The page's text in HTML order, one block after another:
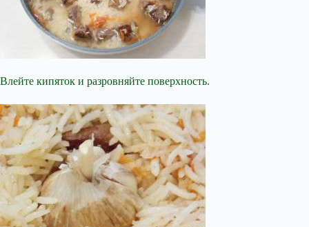
Влейте кипяток и разровняйте поверхность.